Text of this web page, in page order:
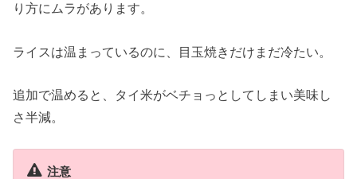
り方にムラがあります。
ライスは温まっているのに、目玉焼きだけまだ冷たい。
追加で温めると、タイ米がベチョっとしてしまい美味し
さ半減。
注意